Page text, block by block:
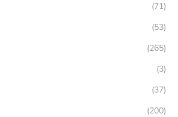
(71)
(53)
(265)
(3)
(37)
(200)